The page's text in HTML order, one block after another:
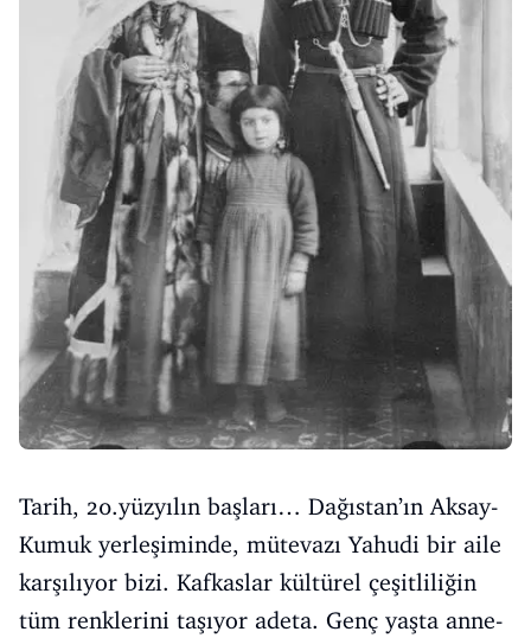
Tarih, 20.yüzyılın başları… Dağıstan’ın Aksay-
Kumuk yerleşiminde, mütevazı Yahudi bir aile
karşılıyor bizi. Kafkaslar kültürel çeşitliliğin
tüm renklerini taşıyor adeta. Genç yaşta anne-